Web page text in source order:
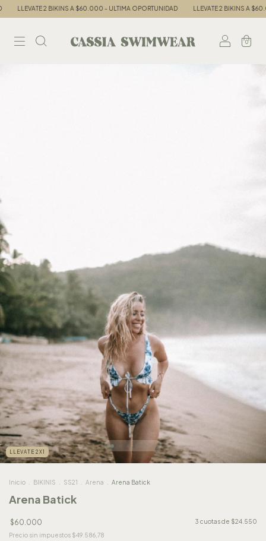
LLEVATE 2 BIKINS A $60.000 - ULTIMA OPORTUNIDAD LLEVATE 2 BIKINS A $60.000
0
LLEVATE 2X1
Inicio BIKINIS SS21 Arena Arena Batick
Arena Batick
$60.000 3 cuotas de $24.550
Precio sin impuestos $49.586,78